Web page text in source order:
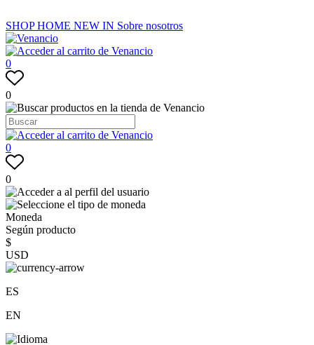
SHOPHOME NEW IN Sobre nosotros
0
0
0
0
Moneda
Según producto
$
USD
ES
EN